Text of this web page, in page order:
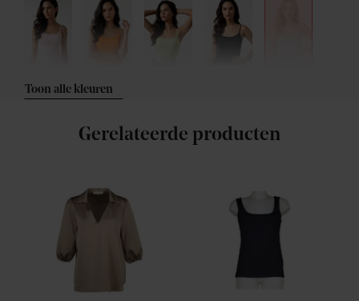
Toon alle kleuren
Gerelateerde producten